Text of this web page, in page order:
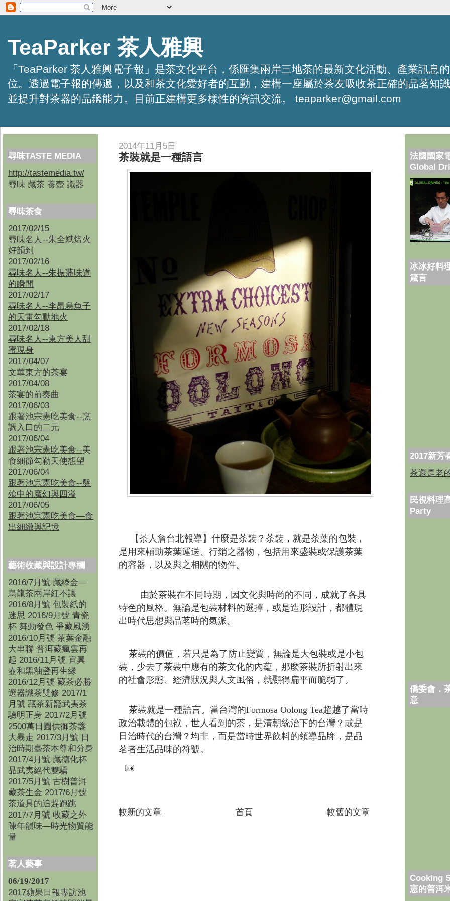
TeaParker 茶人雅興
「TeaParker 茶人雅興電子報」是茶文化平台，係匯集兩岸三地茶的最新文化活動、產業訊息
位。透過電子報的傳遞，以及和茶文化愛好者的互動，建構一座屬於茶友吸收茶正確的品茗知
並提升對茶器的品鑑能力。目前正建構更多樣性的資訊交流。 teaparker@gmail.com
尋味TASTE MEDIA
http://tastemedia.tw/
尋味 藏茶 養壺 識器
尋味茶食
2017/02/15
尋味名人--朱全斌焙火
好韻到
2017/02/16
尋味名人--朱振藩味道
的瞬間
2017/02/17
尋味名人--李昂烏魚子
的天雷勾動地火
2017/02/18
尋味名人--東方美人甜
蜜現身
2017/04/07
文華東方的茶宴
2017/04/08
茶宴的前奏曲
2017/06/03
跟著池宗憲吃美食--烹
調入口的二元
2017/06/04
跟著池宗憲吃美食--美
食細節勾勒天使想望
2017/06/04
跟著池宗憲吃美食--盤
飧中的魔幻與四溢
2017/06/05
跟著池宗憲吃美食—食
出細緻與記憶
藝術收藏與設計專欄
2016/7月號 藏綠金—
烏龍茶兩岸紅不讓
2016/8月號 包裝紙的
迷思 2016/9月號 青瓷
杯 舞動發色 爭藏風湧
2016/10月號 茶葉金融
大串聯 普洱藏瘋雲再
起 2016/11月號 宜興
壺和黑釉盞再生縁
2016/12月號 藏茶必勝
選器識茶雙修 2017/1
月號 藏茶新竉武夷茶
驗明正身 2017/2月號
2500萬日圓供御茶盞
大暴走 2017/3月號 日
治時期臺茶本尊和分身
2017/4月號 藏德化杯
品武夷絕代雙驕
2017/5月號 古樹普洱
藏茶生金 2017/6月號
茶道具的追趕跑跳
2017/7月號 收藏之外
陳年韻味—時光物質能
量
茗人藝事
06/19/2017
2017蘋果日報專訪池
2014年11月5日
茶裝就是一種語言
【茶人詹台北報導】 什麼是茶裝？茶裝，就是茶葉的包裝，
是用來輔助茶葉運送、行銷之器物，包括用來盛裝或保護茶葉
的容器，以及與之相關的物件。
由於茶裝在不同時期，因文化與時尚的不同，成就了各具
特色的風格。無論是包裝材料的選擇，或是造形設計，都體現
出時代思想與品茗時的氣派。
茶裝的價值，若只是為了防止變質，無論是大包裝或是小包
裝，少去了茶裝中應有的茶文化的內藴，那麼茶裝所折射出來
的社會形態、經濟狀況與人文風俗，就顯得扁平而脆弱了。
茶裝就是一種語言。當台灣的Formosa Oolong Tea超越了當時
政治載體的包袱，世人看到的茶，是清朝統治下的台灣？或是
日治時代的台灣？均非，而是當時世界飲料的領導品牌，是品
茗者生活品味的符號。
較新的文章 較舊的文章
首頁
法國國家
Global
冰冰好料
箴言
2017新芳
茶還是老
民視料理
Party
僑委會．
意
Cooking
憲的普洱